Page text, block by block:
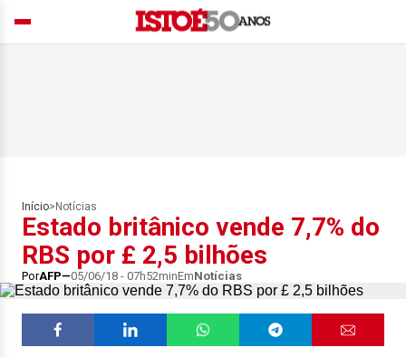
Início> Notícias
Estado britânico vende 7,7% do
RBS por £ 2,5 bilhões
PorAFP 05/06/18 - 07h52minEmNotícias